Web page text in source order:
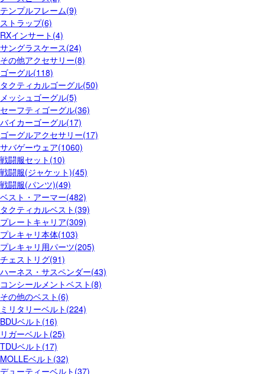
テンプルフレーム(9)
ストラップ(6)
RXインサート(4)
サングラスケース(24)
その他アクセサリー(8)
ゴーグル(118)
タクティカルゴーグル(50)
メッシュゴーグル(5)
セーフティゴーグル(36)
バイカーゴーグル(17)
ゴーグルアクセサリー(17)
サバゲーウェア(1060)
戦闘服セット(10)
戦闘服(ジャケット)(45)
戦闘服(パンツ)(49)
ベスト・アーマー(482)
タクティカルベスト(39)
プレートキャリア(309)
プレキャリ本体(103)
プレキャリ用パーツ(205)
チェストリグ(91)
ハーネス・サスペンダー(43)
コンシールメントベスト(8)
その他のベスト(6)
ミリタリーベルト(224)
BDUベルト(16)
リガーベルト(25)
TDUベルト(17)
MOLLEベルト(32)
デューティーベルト(37)